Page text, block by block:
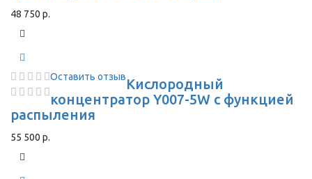
48 750 р.
Оставить отзывКислородный
концентратор Y007-5W с функцией
распыления
55 500 р.